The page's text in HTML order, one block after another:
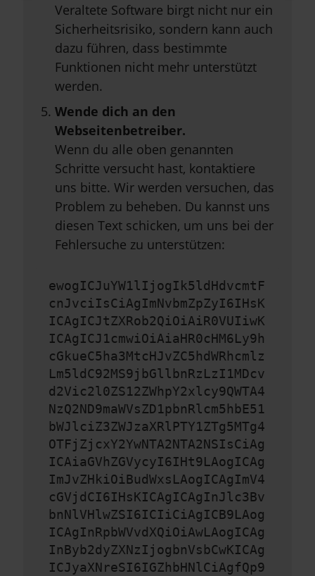
Veraltete Software birgt nicht nur ein
Sicherheitsrisiko, sondern kann auch
dazu führen, dass bestimmte
Funktionen nicht mehr unterstützt
werden.
Wende dich an den
Webseitenbetreiber.
Wenn du alle oben genannten
Schritte versucht hast, kontaktiere
uns bitte. Wir werden versuchen, das
Problem zu beheben. Du kannst uns
diesen Text schicken, um uns bei der
Fehlersuche zu unterstützen:
ewogICJuYW1lIjogIk5ldHdvcmtF
cnJvciIsCiAgImNvbmZpZyI6IHsK
ICAgICJtZXRob2QiOiAiR0VUIiwK
ICAgICJ1cmwiOiAiaHR0cHM6Ly9h
cGkueC5ha3MtcHJvZC5hdWRhcmlz
Lm5ldC92MS9jbGllbnRzLzI1MDcv
d2Vic2l0ZS12ZWhpY2xlcy9QWTA4
NzQ2ND9maWVsZD1pbnRlcm5hbE51
bWJlciZ3ZWJzaXRlPTY1ZTg5MTg4
OTFjZjcxY2YwNTA2NTA2NSIsCiAg
ICAiaGVhZGVycyI6IHt9LAogICAg
ImJvZHkiOiBudWxsLAogICAgImV4
cGVjdCI6IHsKICAgICAgInJlc3Bv
bnNlVHlwZSI6ICIiCiAgICB9LAog
ICAgInRpbWVvdXQiOiAwLAogICAg
InByb2dyZXNzIjogbnVsbCwKICAg
ICJyaXNreSI6IGZhbHNlCiAgfQp9